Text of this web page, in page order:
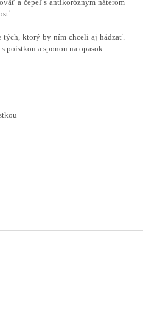
a čepeľ s antikoróznym náterom
ktorý by ním chceli aj hádzať.
poistkou a sponou na opasok.